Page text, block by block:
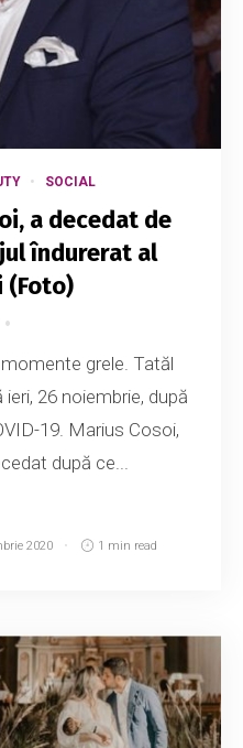
SOCIAL
a decedat de
îndurerat al
(Foto)
grele. Tatăl
26 noiembrie, după
19. Marius Cosoi,
după ce...
2020 1 min read